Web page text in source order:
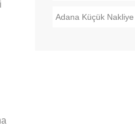
Adana Küçük Nakliye